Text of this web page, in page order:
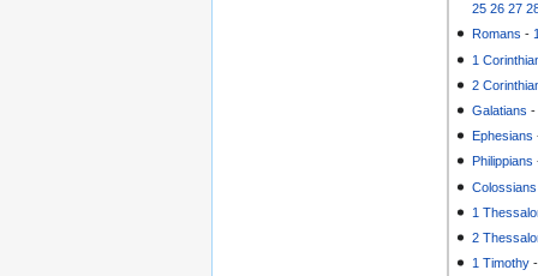
25 26 27
Romans -
1
2
Galatians
Ephesians
Philippians
Colossians
1
2
1 Timothy